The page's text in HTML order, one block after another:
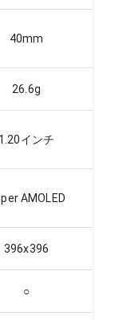
40mm
26.6g
1.20インチ
AMOLED
396x396
○